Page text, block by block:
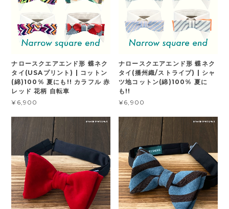
ナロースクエアエンド形 蝶ネク
タイ(USAプリント) | コットン
(綿)100% 夏にも!! カラフル 赤
レッド 花柄 自転車
¥6,900
ナロースクエアエンド形 蝶ネク
タイ(播州織/ストライプ) | シャ
ツ地コットン(綿)100% 夏に
も!!
¥6,900